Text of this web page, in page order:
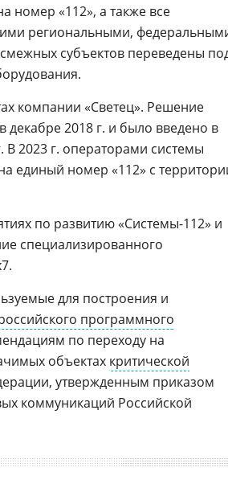
номер «112», а также все
региональными,
субъектов переведены
компании «Светец». Решение
2018 г. и было введено в
2023 г. операторами системы
единый номер «112» с
по развитию «Системы-112» и
специализированного
для построения и
программного
по переходу на
объектах критической
утвержденным приказом
коммуникаций Российской